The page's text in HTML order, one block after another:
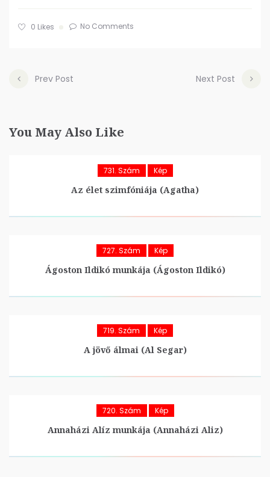
0 Likes No Comments
Prev Post Next Post
You May Also Like
731. Szám Kép
Az élet szimfóniája (Agatha)
727. Szám Kép
Ágoston Ildikó munkája (Ágoston Ildikó)
719. Szám Kép
A jövő álmai (Al Segar)
720. Szám Kép
Annaházi Alíz munkája (Annaházi Aliz)